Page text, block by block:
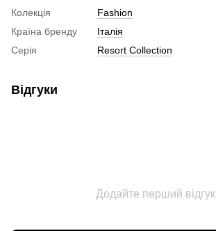
Колекція
Fashion
Країна бренду
Італія
Серія
Resort Collection
Відгуки
Додайте перший відгук